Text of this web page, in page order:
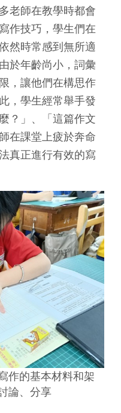
老師在教學時都會
作技巧，學生們在
然時常感到無所適
於年齡尚小，詞彙
，讓他們在構思作
，學生經常舉手發
？」、「這篇作文
在課堂上疲於奔命
真正進行有效的寫
作的基本材料和架
論、分享